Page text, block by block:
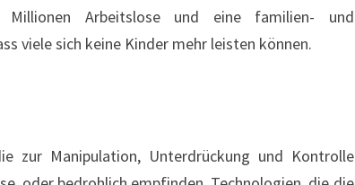
Millionen Arbeitslose und eine familien- und
viele sich keine Kinder mehr leisten können.
zur Manipulation, Unterdrückung und Kontrolle